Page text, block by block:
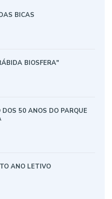
BICAS
BIOSFERA"
DOS 50 ANOS DO PARQUE
ANO LETIVO